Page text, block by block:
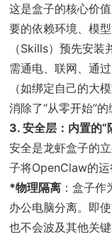
这是盒子的核心价
要的依赖环境、模
（Skills）预先安
需通电、联网、通
（如绑定自己的大
消除了“从零开始”的
3. 安全层：内置的“
安全是龙虾盒子的
子将OpenClaw的运
*物理隔离 ：盒子
办公电脑分离。即
也不会波及其他关键